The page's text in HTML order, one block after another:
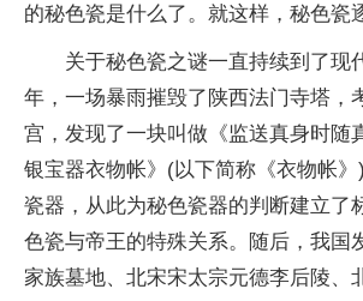
的秘色瓷是什么了。就这样，秘色瓷
关于秘色瓷之谜一直持续到了现
年，一场暴雨摧毁了陕西法门寺塔，
宫，发现了一块叫做《监送真身时随
银宝器衣物帐》(以下简称《衣物帐
瓷器，从此为秘色瓷器的判断建立了
色瓷与帝王的特殊关系。随后，我国
家族墓地、北宋宋太宗元德李后陵、